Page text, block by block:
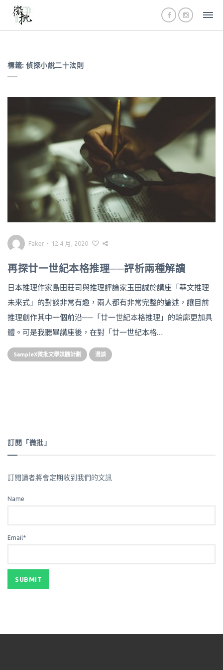
標籤: 偵探小說二十法則
Faker • 12 4 月, 2020
再探廿一世紀本格推理──評析兩種解讀
日本推理作家島田莊司與推理評論家玉田誠於講座「華文推理
未來式」的對談非常有趣，兩人都有非常完整的論述，讓目前
推理創作其中一個前沿──「廿一世紀本格推理」的輪廓更加具
體。可是我聽畢講座後，在對「廿一世紀本格…
SampleX微批文學媒體計劃 漫談
訂閱「微批」
訂閱讀者將會定期收到我們的文訊
Name
Email*